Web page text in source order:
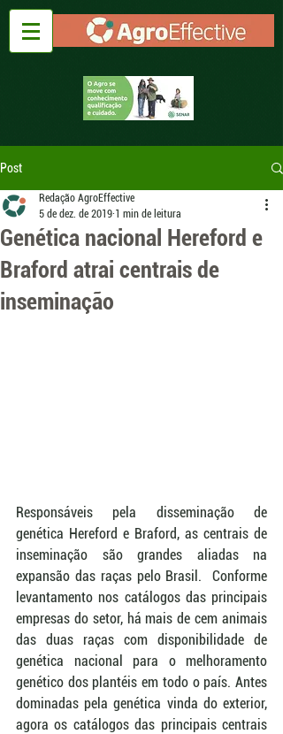
Post
Genética nacional Hereford e
Braford atrai centrais de
inseminação
Redação AgroEffective
5 de dez. de 2019 1 min de leitura
Responsáveis pela disseminação de
genética Hereford e Braford, as centrais de
inseminação são grandes aliadas na
expansão das raças pelo Brasil.  Conforme
levantamento nos catálogos das principais
empresas do setor, há mais de cem animais
das duas raças com disponibilidade de
genética nacional para o melhoramento
genético dos plantéis em todo o país. Antes
dominadas pela genética vinda do exterior,
agora os catálogos das principais centrais